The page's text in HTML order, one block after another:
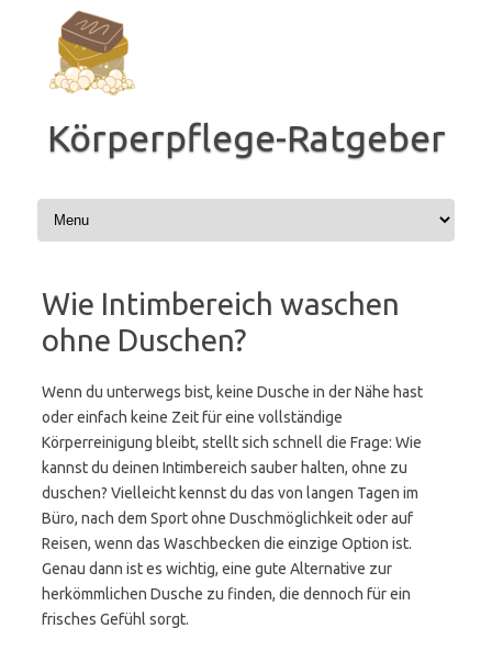
Inhalt
springen
Körperpflege-Ratgeber
Wie Intimbereich waschen
ohne Duschen?
Wenn du unterwegs bist, keine Dusche in der Nähe hast
oder einfach keine Zeit für eine vollständige
Körperreinigung bleibt, stellt sich schnell die Frage: Wie
kannst du deinen Intimbereich sauber halten, ohne zu
duschen? Vielleicht kennst du das von langen Tagen im
Büro, nach dem Sport ohne Duschmöglichkeit oder auf
Reisen, wenn das Waschbecken die einzige Option ist.
Genau dann ist es wichtig, eine gute Alternative zur
herkömmlichen Dusche zu finden, die dennoch für ein
frisches Gefühl sorgt.